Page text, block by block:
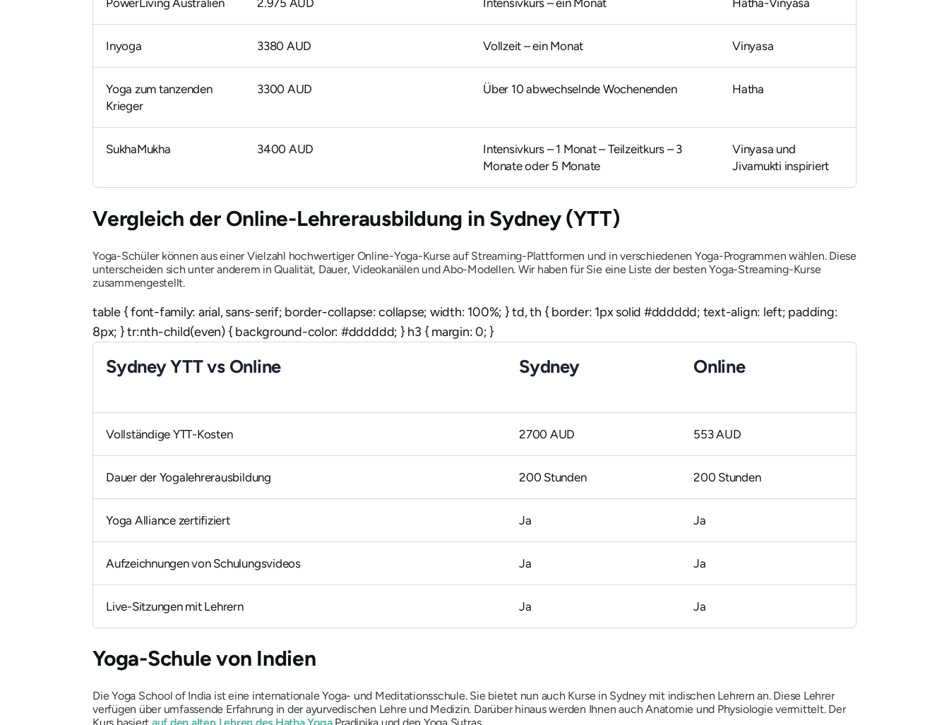
PowerLiving Australien 2.975 AUD Intensivkurs – ein Monat Hatha-Vinyasa
Inyoga 3380 AUD Vollzeit – ein Monat Vinyasa
Yoga zum tanzenden
Krieger
3300 AUD Über 10 abwechselnde Wochenenden Hatha
SukhaMukha 3400 AUD
Intensivkurs – 1 Monat – Teilzeitkurs – 3
Monate oder 5 Monate
Vinyasa und
Jivamukti inspiriert
Vergleich der Online-Lehrerausbildung in Sydney (YTT)
Yoga-Schüler können aus einer Vielzahl hochwertiger Online-Yoga-Kurse auf Streaming-Plattformen und in verschiedenen Yoga-Programmen wählen. Diese
unterscheiden sich unter anderem in Qualität, Dauer, Videokanälen und Abo-Modellen. Wir haben für Sie eine Liste der besten Yoga-Streaming-Kurse
zusammengestellt.
table { font-family: arial, sans-serif; border-collapse: collapse; width: 100%; } td, th { border: 1px solid #dddddd; text-align: left; padding:
8px; } tr:nth-child(even) { background-color: #dddddd; } h3 { margin: 0; }
Sydney YTT vs Online Sydney Online
Vollständige YTT-Kosten 2700 AUD 553 AUD
Dauer der Yogalehrerausbildung 200 Stunden 200 Stunden
Yoga Alliance zertifiziert Ja Ja
Aufzeichnungen von Schulungsvideos Ja Ja
Live-Sitzungen mit Lehrern Ja Ja
Yoga-Schule von Indien
Die Yoga School of India ist eine internationale Yoga- und Meditationsschule. Sie bietet nun auch Kurse in Sydney mit indischen Lehrern an. Diese Lehrer
verfügen über umfassende Erfahrung in der ayurvedischen Lehre und Medizin. Darüber hinaus werden Ihnen auch Anatomie und Physiologie vermittelt. Der